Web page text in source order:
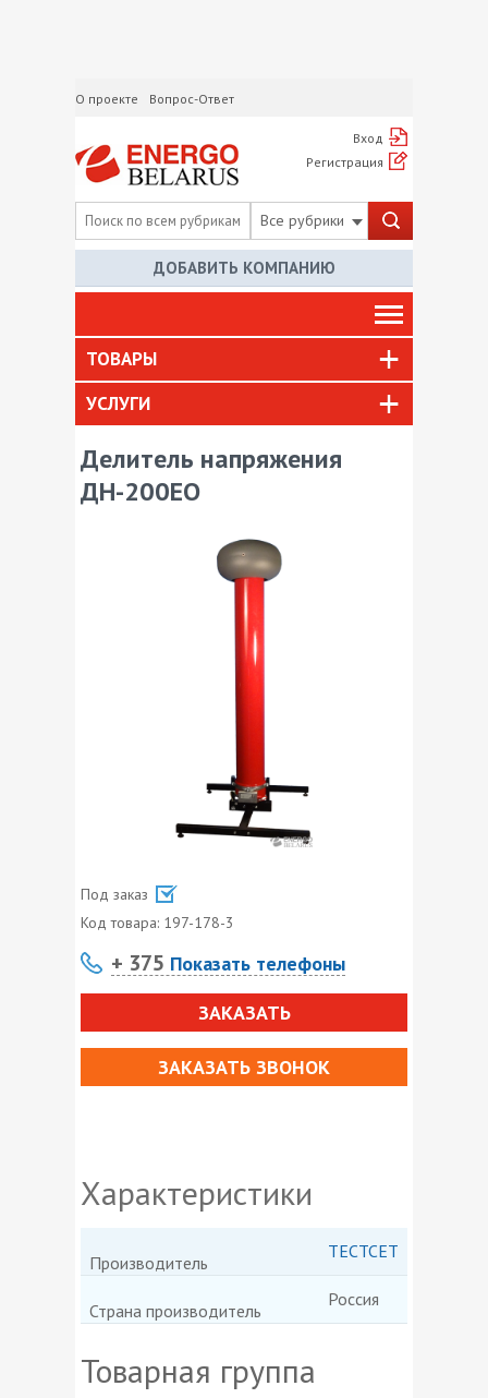
О проекте Вопрос-Ответ
Вход
Регистрация
Все рубрики
ДОБАВИТЬ КОМПАНИЮ
ТОВАРЫ
УСЛУГИ
Делитель напряжения
ДН-200ЕО
Под заказ
Код товара: 197-178-3
+ 375 Показать телефоны
ЗАКАЗАТЬ
ЗАКАЗАТЬ ЗВОНОК
Характеристики
Производитель
ТЕСТСЕТ
Страна производитель
Россия
Товарная группа